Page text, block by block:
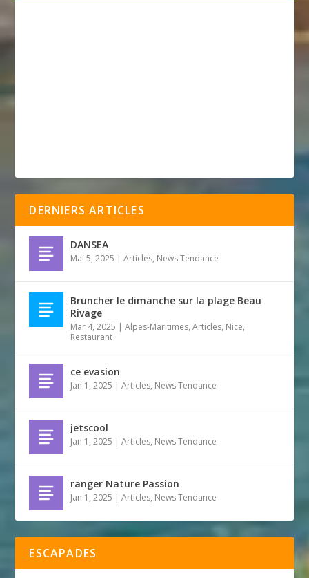
DERNIERS ARTICLES
DANSEA
Mai 5, 2025 |Articles, News Tendance
Bruncher le dimanche sur la plage Beau
Rivage
Mar 4, 2025 |Alpes-Maritimes,Articles, Nice,
Restaurant
ce evasion
Jan 1, 2025 |Articles, News Tendance
jetscool
Jan 1, 2025 |Articles, News Tendance
ranger Nature Passion
Jan 1, 2025 |Articles, News Tendance
ESCAPADES